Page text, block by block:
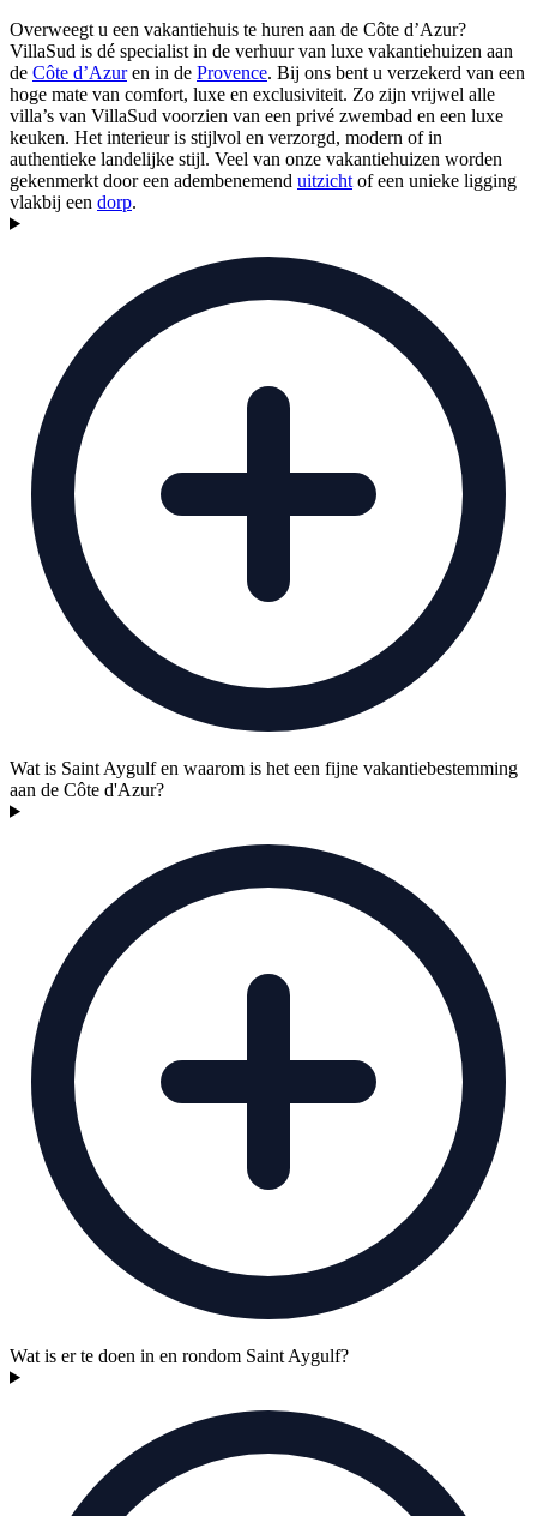
Overweegt u een vakantiehuis te huren aan de Côte d’Azur?
VillaSud is dé specialist in de verhuur van luxe vakantiehuizen aan
de Côte d’Azuren in de Provence. Bij ons bent u verzekerd van een
hoge mate van comfort, luxe en exclusiviteit. Zo zijn vrijwel alle
villa’s van VillaSud voorzien van een privé zwembad en een luxe
keuken. Het interieur is stijlvol en verzorgd, modern of in
authentieke landelijke stijl. Veel van onze vakantiehuizen worden
gekenmerkt door een adembenemend uitzicht of een unieke ligging
vlakbij een dorp.
Wat is Saint Aygulf en waarom is het een fijne vakantiebestemming
aan de Côte d'Azur?
Wat is er te doen in en rondom Saint Aygulf?